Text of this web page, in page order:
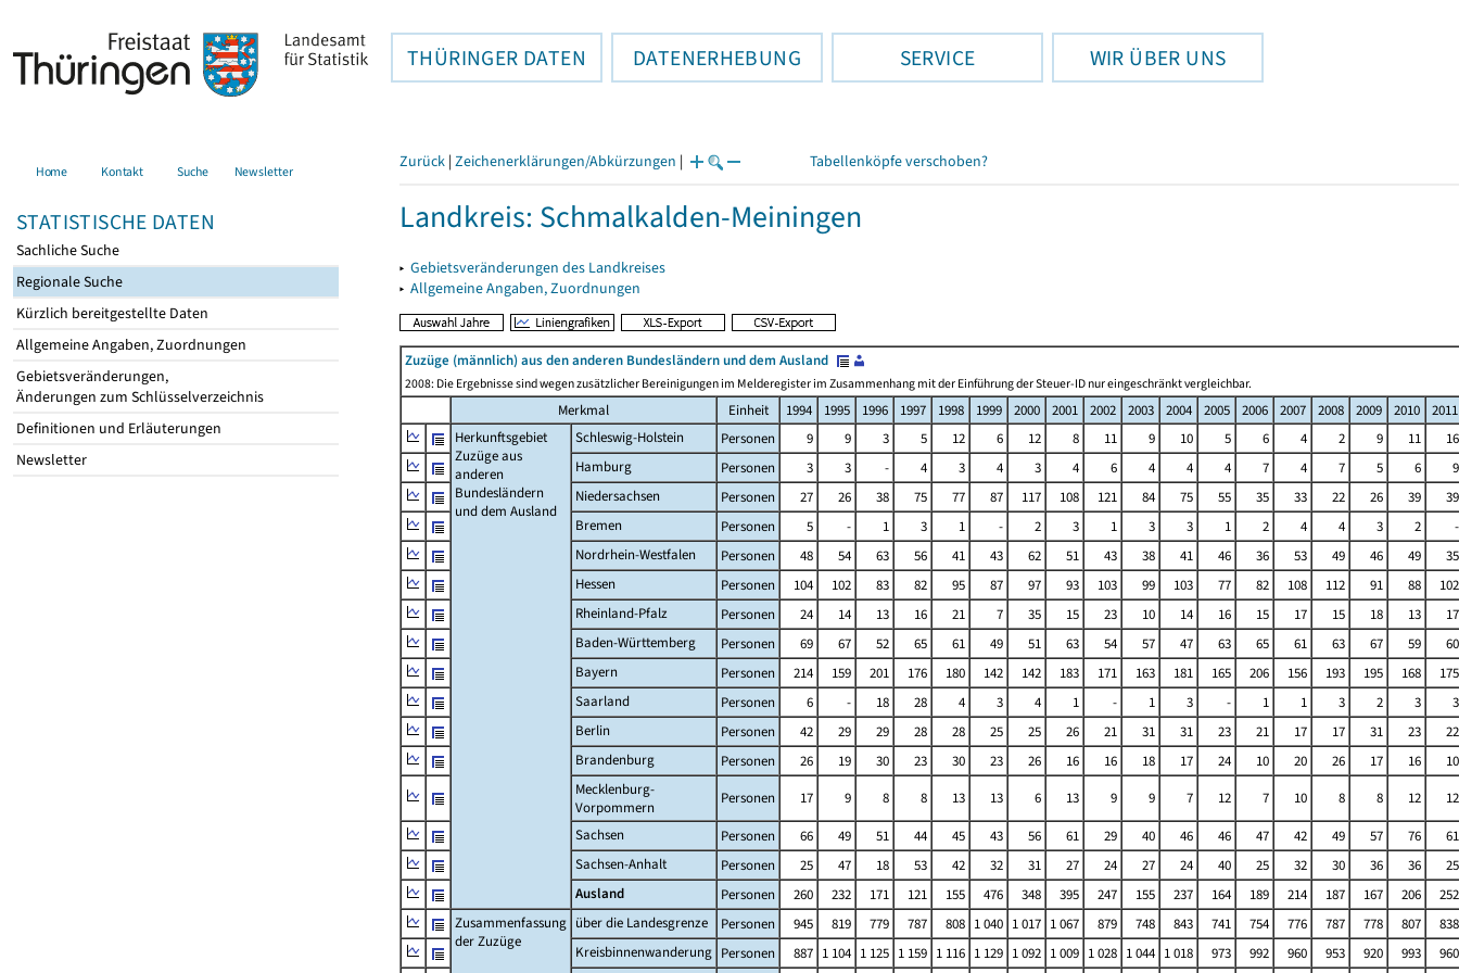
THÜRINGER DATEN DATENERHEBUNG SERVICE WIR ÜBER UNS
Home Kontakt Suche Newsletter
STATISTISCHE DATEN
Sachliche Suche
Regionale Suche
Kürzlich bereitgestellte Daten
Allgemeine Angaben, Zuordnungen
Gebietsveränderungen,
Änderungen zum Schlüsselverzeichnis
Definitionen und Erläuterungen
Newsletter
Zurück | Zeichenerklärungen/Abkürzungen | Tabellenköpfe verschoben?
Landkreis: Schmalkalden-Meiningen
▸ Gebietsveränderungen des Landkreises
▸ Allgemeine Angaben, Zuordnungen
Zuzüge (männlich) aus den anderen Bundesländern und dem Ausland
2008: Die Ergebnisse sind wegen zusätzlicher Bereinigungen im Melderegister im Zusammenhang mit der Einführung der Steuer-ID nur eingeschränkt vergleichbar.
Merkmal Einheit 1994 1995 1996 1997 1998 1999 2000 2001 2002 2003 2004 2005 2006 2007 2008 2009 2010
2011
Herkunftsgebiet
Zuzüge aus
anderen
Bundesländern
und dem Ausland
Schleswig-Holstein Personen 9 9 3 5 12 6 12 8 11 9 10 5 6 4 2 9 11
16
Hamburg
Personen 3 3 - 4 3 4 3 4 6 4 4 4 7 4 7 5 6
9
Niedersachsen
Personen 27 26 38 75 77 87 117 108 121 84 75 55 35 33 22 26 39
39
Bremen
Personen 5 - 1 3 1 - 2 3 1 3 3 1 2 4 4 3 2
-
Nordrhein-Westfalen
Personen 48 54 63 56 41 43 62 51 43 38 41 46 36 53 49 46 49
35
Hessen
Personen 104 102 83 82 95 87 97 93 103 99 103 77 82 108 112 91 88
102
Rheinland-Pfalz
Personen 24 14 13 16 21 7 35 15 23 10 14 16 15 17 15 18 13
17
Baden-Württemberg
Personen 69 67 52 65 61 49 51 63 54 57 47 63 65 61 63 67 59
60
Bayern
Personen 214 159 201 176 180 142 142 183 171 163 181 165 206 156 193 195 168
175
Saarland
Personen 6 - 18 28 4 3 4 1 - 1 3 - 1 1 3 2 3
3
Berlin
Personen 42 29 29 28 28 25 25 26 21 31 31 23 21 17 17 31 23
22
Brandenburg
Personen 26 19 30 23 30 23 26 16 16 18 17 24 10 20 26 17 16
10
Mecklenburg-
Vorpommern
Personen 17 9 8 8 13 13 6 13 9 9 7 12 7 10 8 8 12
12
Sachsen
Personen 66 49 51 44 45 43 56 61 29 40 46 46 47 42 49 57 76
61
Sachsen-Anhalt
Personen 25 47 18 53 42 32 31 27 24 27 24 40 25 32 30 36 36
25
Ausland
Personen 260 232 171 121 155 476 348 395 247 155 237 164 189 214 187 167 206
252
Zusammenfassung
der Zuzüge
über die Landesgrenze Personen 945 819 779 787 808 1 040 1 017 1 067 879 748 843 741 754 776 787 778 807
838
Kreisbinnenwanderung Personen 887 1 104 1 125 1 159 1 116 1 129 1 092 1 009 1 028 1 044 1 018 973 992 960 953 920 993
960